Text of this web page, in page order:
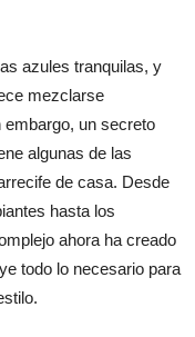
azules tranquilas, y
mezclarse
un secreto
algunas de las
de casa. Desde
hasta los
ahora ha creado
todo lo necesario para